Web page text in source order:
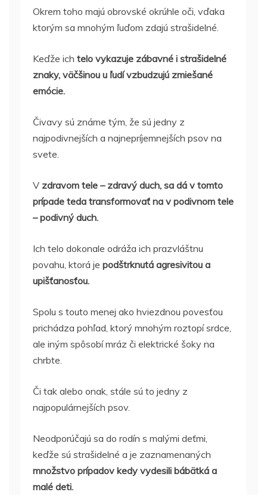
Okrem toho majú obrovské okrúhle oči, vďaka
ktorým sa mnohým ľuďom zdajú strašidelné.
Keďže ich telo vykazuje zábavné i strašidelné
znaky, väčšinou u ľudí vzbudzujú zmiešané
emócie.
Čivavy sú známe tým, že sú jedny z
najpodivnejších a najnepríjemnejších psov na
svete.
V zdravom tele – zdravý duch, sa dá v tomto
prípade teda transformovať na v podivnom tele
– podivný duch.
Ich telo dokonale odráža ich prazvláštnu
povahu, ktorá je podštrknutá agresivitou a
upišťanosťou.
Spolu s touto menej ako hviezdnou povesťou
prichádza pohľad, ktorý mnohým roztopí srdce,
ale iným spôsobí mráz či elektrické šoky na
chrbte.
Či tak alebo onak, stále sú to jedny z
najpopulárnejších psov.
Neodporúčajú sa do rodín s malými deťmi,
keďže sú strašidelné a je zaznamenaných
množstvo prípadov kedy vydesili bábätká a
malé deti.